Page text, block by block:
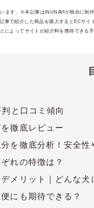
ます。※本記事はINUNAVIが独自に制
で紹介した商品を購入するとECサ
によってサイトが紹介料を獲得できる
と口コミ傾向
徹底レビュー
を徹底分析！安全性
れの特徴は？
メリット｜どんな犬
にも期待できる？